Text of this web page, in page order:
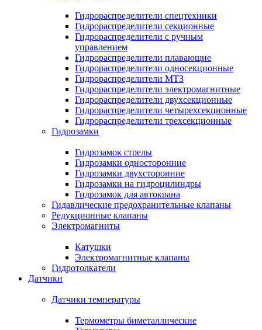
Гидрораспределители спецтехники
Гидрораспределители секционные
Гидрораспределители с ручным
управлением
Гидрораспределители плавающие
Гидрораспределители односекционные
Гидрораспределители МТЗ
Гидрораспределители электромагнитные
Гидрораспределители двухсекционные
Гидрораспределители четырехсекционные
Гидрораспределители трехсекционные
Гидрозамки
Гидрозамок стрелы
Гидрозамки односторонние
Гидрозамки двухсторонние
Гидрозамки на гидроцилиндры
Гидрозамок для автокрана
Гидавлические предохранительные клапаны
Редукционные клапаны
Электромагниты
Катушки
Электромагнитные клапаны
Гидротолкатели
Датчики
Датчики температуры
Термометры биметаллические